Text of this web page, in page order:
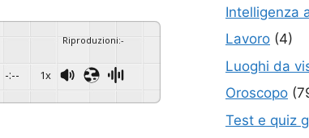
Riproduzioni:-
-:-- 1x
Intelligenza
Lavoro (4)
Luoghi da
Oroscopo
Test e quiz